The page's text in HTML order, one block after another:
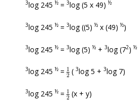
3log 245 ½ = 3log (5 x 49) ½
3log 245 ½ = 3log ((5) ½ x (49) ½)
3log 245 ½ = 3log (5) ½ + 3log (72) ½
3log 245 ½ = ( 3log 5 + 3log 7)
3log 245 ½ = (x + y)